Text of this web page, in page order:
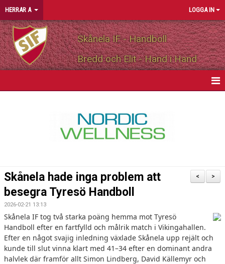
HERRAR A LOGGA IN
Skånela IF - Handboll
Bredd och Elit - Hand i Hand
TRUPPEN
PERSONLIGA PARTNERS
BILDGALLERI
DOKUMENT
>
<
Skånela hade inga problem att
besegra Tyresö Handboll
2026-02-21 13:13
Skånela IF tog två starka poäng hemma mot Tyresö
Handboll efter en fartfylld och målrik match i Vikingahallen.
Efter en något svajig inledning växlade Skånela upp rejält och
kunde till slut vinna klart med 41–34 efter en dominant andra
halvlek där framför allt Simon Lindberg, David Källemyr och